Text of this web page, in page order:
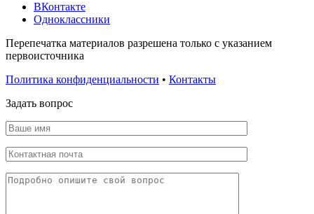
ВКонтакте
Одноклассники
Перепечатка материалов разрешена только с указанием
первоисточника
Политика конфиденциальности • Контакты
Задать вопрос